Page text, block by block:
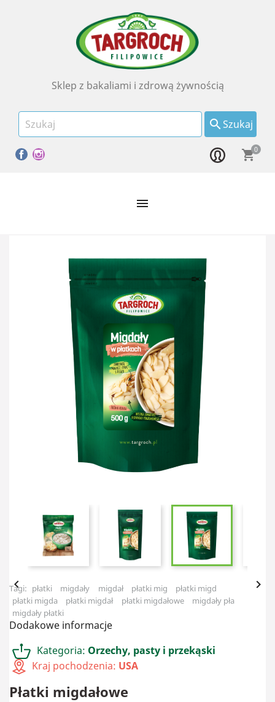
Szukaj
Sklep z bakaliami i zdrową żywnością
Facebook shopping_cart0

 
Tagi: płatki migdały migdał płatki mig
płatki migd
płatki migda
płatki migdał płatki migdałowe
migdały pła
migdały płatki
Dodakowe informacje
Kategoria: Orzechy, pasty i przekąski
Kraj pochodzenia: USA
Płatki migdałowe